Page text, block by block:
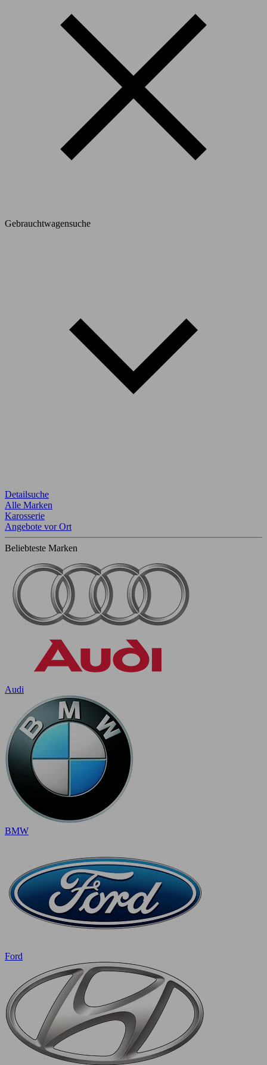
Gebrauchtwagensuche
Detailsuche
Alle Marken
Karosserie
Angebote vor Ort
Beliebteste Marken
Audi
BMW
Ford